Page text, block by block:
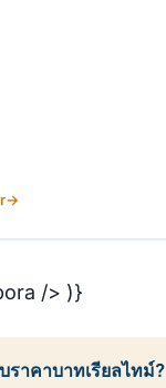
→
/> )}
ราคาบาทเรียลไทม์?